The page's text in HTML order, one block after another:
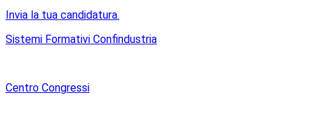
Invia la tua candidatura.
Sistemi Formativi Confindustria
Centro Congressi